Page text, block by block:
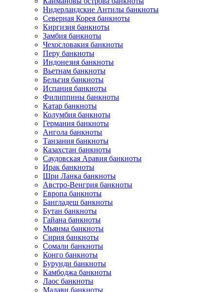
Нидерландские Антилы банкноты
Северная Корея банкноты
Киргизия банкноты
Замбия банкноты
Чехословакия банкноты
Перу банкноты
Индонезия банкноты
Вьетнам банкноты
Бельгия банкноты
Испания банкноты
Филиппины банкноты
Катар банкноты
Колумбия банкноты
Германия банкноты
Ангола банкноты
Танзания банкноты
Казахстан банкноты
Саудовская Аравия банкноты
Ирак банкноты
Шри Ланка банкноты
Австро-Венгрия банкноты
Европа банкноты
Бангладеш банкноты
Бутан банкноты
Гайана банкноты
Мьянма банкноты
Сирия банкноты
Сомали банкноты
Конго банкноты
Бурунди банкноты
Камбоджа банкноты
Лаос банкноты
Малави банкноты